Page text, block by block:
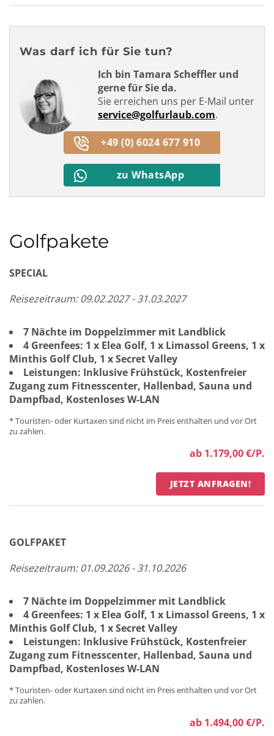
Was darf ich für Sie tun?
Ich bin Tamara Scheffler und
gerne für Sie da.
Sie erreichen uns per E-Mail unter
service@golfurlaub.com.
+49 (0) 6024 677 910
zu WhatsApp
Golfpakete
SPECIAL
Reisezeitraum: 09.02.2027 - 31.03.2027
7 Nächte im Doppelzimmer mit Landblick
4 Greenfees: 1 x Elea Golf, 1 x Limassol Greens, 1 x
Minthis Golf Club, 1 x Secret Valley
Leistungen: Inklusive Frühstück, Kostenfreier
Zugang zum Fitnesscenter, Hallenbad, Sauna und
Dampfbad, Kostenloses W-LAN
* Touristen- oder Kurtaxen sind nicht im Preis enthalten und vor Ort
zu zahlen.
ab 1.179,00 €/P.
JETZT ANFRAGEN!
GOLFPAKET
Reisezeitraum: 01.09.2026 - 31.10.2026
7 Nächte im Doppelzimmer mit Landblick
4 Greenfees: 1 x Elea Golf, 1 x Limassol Greens, 1 x
Minthis Golf Club, 1 x Secret Valley
Leistungen: Inklusive Frühstück, Kostenfreier
Zugang zum Fitnesscenter, Hallenbad, Sauna und
Dampfbad, Kostenloses W-LAN
* Touristen- oder Kurtaxen sind nicht im Preis enthalten und vor Ort
zu zahlen.
ab 1.494,00 €/P.